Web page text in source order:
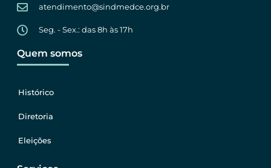
atendimento@sindmedce.org.br
Seg. - Sex.: das 8h às 17h
Quem somos
Histórico
Diretoria
Eleições